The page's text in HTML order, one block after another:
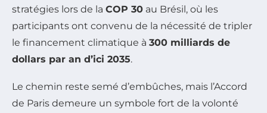
stratégies lors de la COP 30 au Brésil, où les
participants ont convenu de la nécessité de tripler
le financement climatique à 300 milliards de
dollars par an d’ici 2035.
Le chemin reste semé d’embûches, mais l’Accord
de Paris demeure un symbole fort de la volonté